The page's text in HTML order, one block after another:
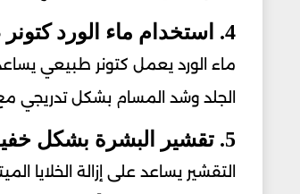
4. استخدام ماء الورد كتونر طبيعي
ماء الورد يعمل كتونر طبيعي
الجلد وشد المسام بشكل تدريجي
5. تقشير البشرة بشكل خفيف ومنتظم
التقشير يساعد على إزالة الخلايا